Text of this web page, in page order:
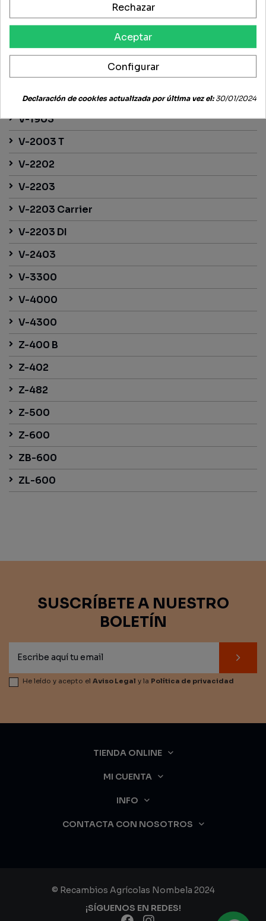
V-1505
V-1505 T
V-1702
V-1902
V-1903
V-2003 T
V-2202
V-2203
V-2203 Carrier
V-2203 DI
V-2403
V-3300
V-4000
V-4300
Z-400 B
Z-402
Z-482
Z-500
Z-600
ZB-600
ZL-600
SUSCRÍBETE A NUESTRO
BOLETÍN
He leído y acepto el Aviso Legal y la Política de privacidad
TIENDA ONLINE
MI CUENTA
INFO
CONTACTA CON NOSOTROS
© Recambios Agrícolas Nombela 2024
¡SÍGUENOS EN REDES!
Rechazar
Aceptar
Configurar
Declaración de cookies actualizada por última vez el:30/01/2024